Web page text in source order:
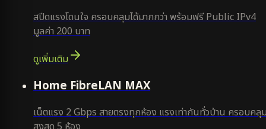
สปีดแรงโดนใจ ครอบคลุมได้มากกว่า พร้อมฟรี Public IPv4
มูลค่า 200 บาท
ดูเพิ่มเติม
Home FibreLAN MAX
เน็ตแรง 2 Gbps สายตรงทุกห้อง แรงเท่ากันทั่วบ้าน ครอบคลุ